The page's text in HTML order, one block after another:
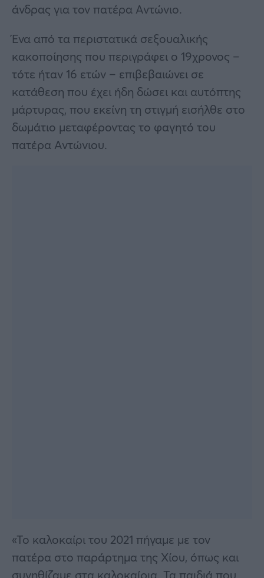
άνδρας για τον πατέρα Αντώνιο.
Ένα από τα περιστατικά σεξουαλικής
κακοποίησης που περιγράφει ο 19χρονος –
τότε ήταν 16 ετών – επιβεβαιώνει σε
κατάθεση που έχει ήδη δώσει και αυτόπτης
μάρτυρας, που εκείνη τη στιγμή εισήλθε στο
δωμάτιο μεταφέροντας το φαγητό του
πατέρα Αντώνιου.
«Το καλοκαίρι του 2021 πήγαμε με τον
πατέρα στο παράρτημα της Χίου, όπως και
συνηθίζαμε στα καλοκαίρια. Τα παιδιά που